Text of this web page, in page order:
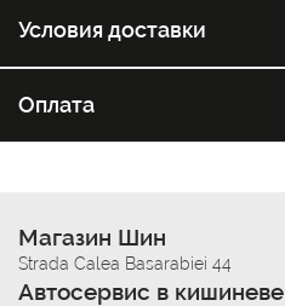
Условия доставки
Оплата
Магазин Шин
Strada Calea Basarabiei 44
Автосервис в кишиневе